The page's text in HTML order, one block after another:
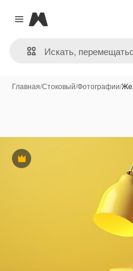
Close menu
Magnific
Главная/Стоковый/Фотографии/
Премиум